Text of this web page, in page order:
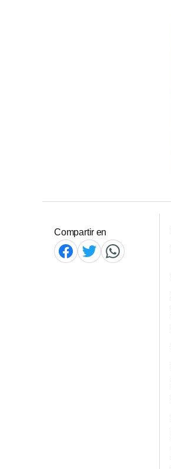
Compartir en